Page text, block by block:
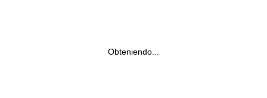
Obteniendo...